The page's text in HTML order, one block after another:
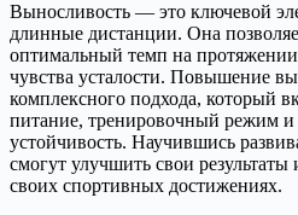
Выносливость — это ключевой
длинные дистанции. Она
оптимальный темп на
чувства усталости. Повышение
комплексного подхода, который
питание, тренировочный режим
устойчивость. Научившись
смогут улучшить свои
своих спортивных достижениях.